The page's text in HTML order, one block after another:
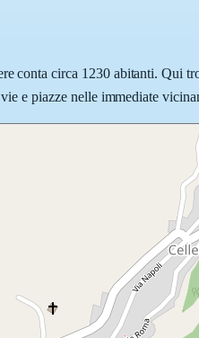
circa 1230 abitanti. Qui
e piazze nelle immediate